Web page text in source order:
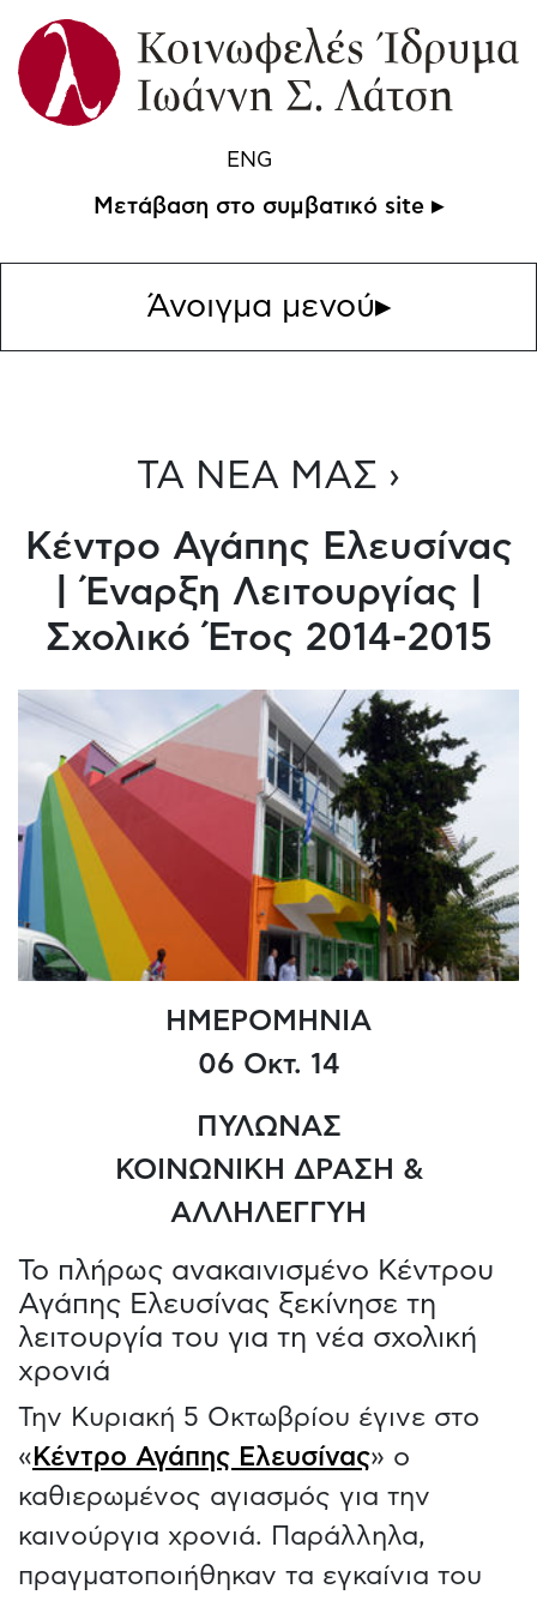
ENG
Μετάβαση στο συμβατικό site ▸
Άνοιγμα μενού▸
ΤΑ ΝΕΑ ΜΑΣ ›
Κέντρο Αγάπης Ελευσίνας
| Έναρξη Λειτουργίας |
Σχολικό Έτος 2014-2015
ΗΜΕΡΟΜΗΝΙΑ
06 Οκτ. 14
ΠΥΛΩΝΑΣ
ΚΟΙΝΩΝΙΚΗ ΔΡΑΣΗ &
ΑΛΛΗΛΕΓΓΥΗ
To πλήρως ανακαινισμένο Κέντρου
Αγάπης Ελευσίνας ξεκίνησε τη
λειτουργία του για τη νέα σχολική
χρονιά
Την Κυριακή 5 Οκτωβρίου έγινε στο
« Κέντρο Αγάπης Ελευσίνας» ο
καθιερωμένος αγιασμός για την
καινούργια χρονιά. Παράλληλα,
πραγματοποιήθηκαν τα εγκαίνια του